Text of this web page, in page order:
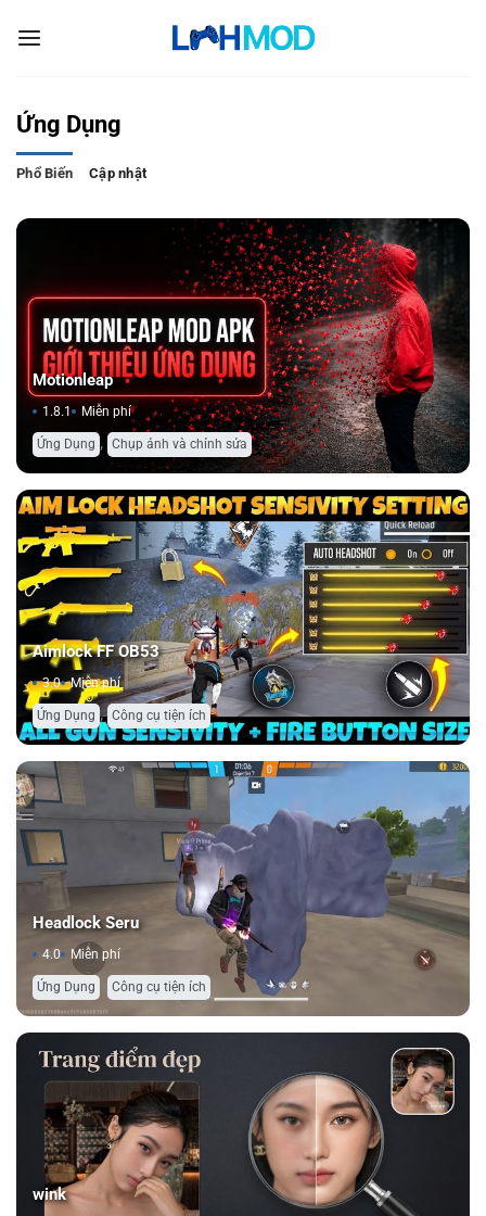
qua
Ứng Dụng
Phổ Biến Cập nhật
Motionleap
1.8.1 Miễn phí
Ứng Dụng , Chụp ảnh và chỉnh sửa
Aimlock FF OB53
3.0 Miễn phí
Ứng Dụng , Công cụ tiện ích
Headlock Seru
4.0 Miễn phí
Ứng Dụng Công cụ tiện ích
wink